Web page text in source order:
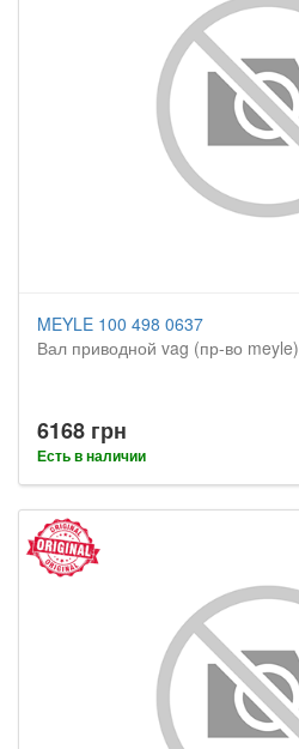
MEYLE 100 498 0637
Вал приводной vag (пр-во meyle)
6168 грн
Есть в наличии